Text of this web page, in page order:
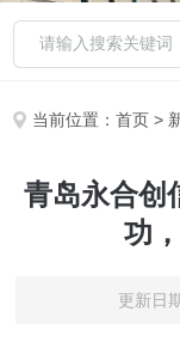
当前位置：首页 >
青岛永合创
功
更新日